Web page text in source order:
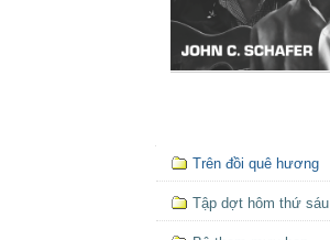
Mục
định
hướng
Trên đồi quê hương
Tập dợt hôm thứ sáu